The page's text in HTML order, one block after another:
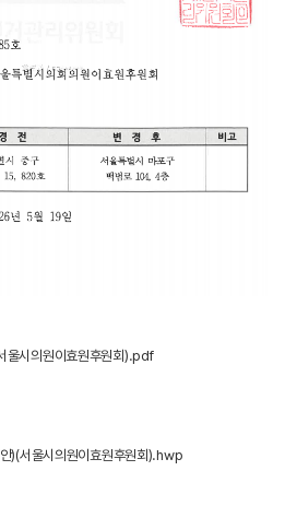
울시의원이효원후원회).pdf
)(서울시의원이효원후원회).hwp